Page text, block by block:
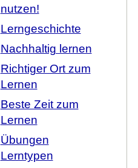
nutzen!
Lerngeschichte
Nachhaltig lernen
Richtiger Ort zum
Lernen
Beste Zeit zum
Lernen
Übungen
Lerntypen